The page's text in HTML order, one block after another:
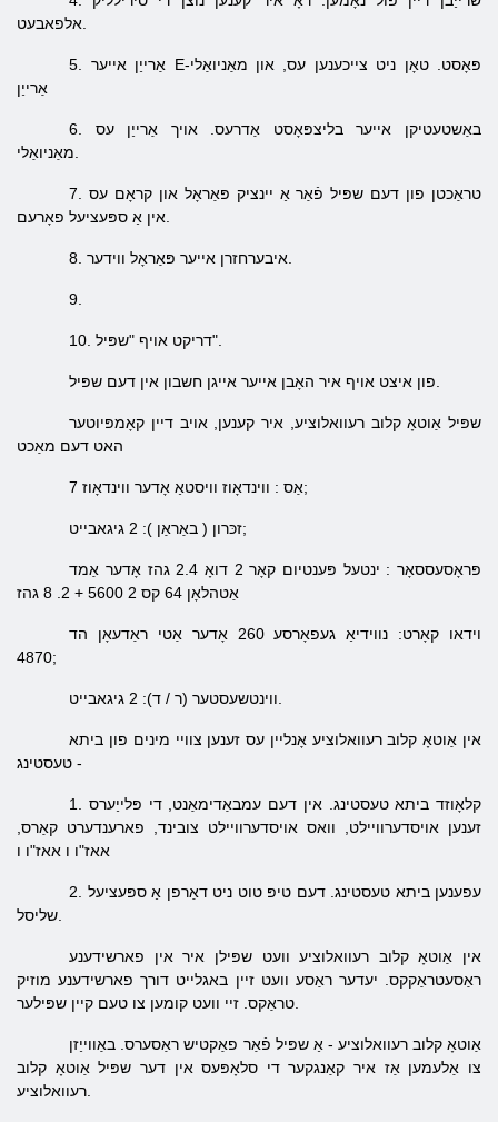
5. אַרייַן אייער E-פּאָסט. טאָן ניט צייכענען עס, און מאַניואַלי
אַרייַן
6. באַשטעטיקן אייער בליצפּאָסט אַדרעס. אויך אַרייַן עס
7. טראַכטן פון דעם שפּיל פֿאַר אַ יינציק פּאַראָל און קראָם עס
9.
10. דריקט אויף "שפּיל".
שפּיל אַוטאָ קלוב רעוואלוציע, איר קענען, אויב דיין קאָמפּיוטער
האט דעם מאַכט
אַס : ווינדאָוז וויסטאַ אָדער ווינדאָוז 7;
זכּרון (באַראַן ): 2 גיגאבייט;
פּראָסעססאָר : ינטעל פּענטיום קאָר 2 דואָ 2.4 גהז אָדער אַמד
אַטהלאָן 64 קס 2 5600 + 2. 8 גהז
וידאו
קאָרט: נווידיאַ געפאָרסע 260 אָדער אַטי ראַדעאָן הד
4870;
אין אַוטאָ קלוב רעוואלוציע אָנליין עס זענען צוויי מינים פון ביתא
- טעסטינג
1. קלאָוזד ביתא טעסטינג. אין דעם עמבאַדימאַנט, די פּלייַערס
זענען אויסדערוויילט, וואס אויסדערוויילט צובינד, פארענדערט קאַרס,
אאז"ו ו אאז"ו ו
2. עפענען ביתא טעסטינג. דעם טיפּ טוט ניט דאַרפן אַ ספּעציעל
אין אַוטאָ קלוב רעוואלוציע וועט שפּילן איר אין פארשידענע
ראַסעטראַקקס. יעדער ראַסע וועט זיין באגלייט דורך פארשידענע מוזיק
אַוטאָ קלוב רעוואלוציע - אַ שפּיל פֿאַר פאַקטיש ראַסערס. באַווייַזן
צו אַלעמען אַז איר קאַנגקער די סלאָפּעס אין דער שפּיל אַוטאָ קלוב